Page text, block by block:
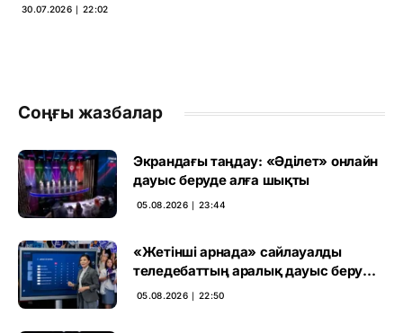
30.07.2026 ∣ 22:02
Соңғы жазбалар
Экрандағы таңдау: «Әділет» онлайн
дауыс беруде алға шықты
05.08.2026 ∣ 23:44
«Жетінші арнада» сайлауалды
теледебаттың аралық дауыс беру
нәтижесі жарияланды
05.08.2026 ∣ 22:50